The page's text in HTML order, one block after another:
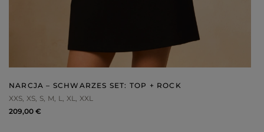
NARCJA – SCHWARZES SET: TOP + ROCK
XXS XS S M L XL XXL
209,00 €